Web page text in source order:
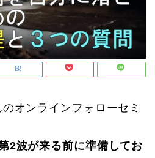
オンラインフォローセミ
2波が来る前に準備してお